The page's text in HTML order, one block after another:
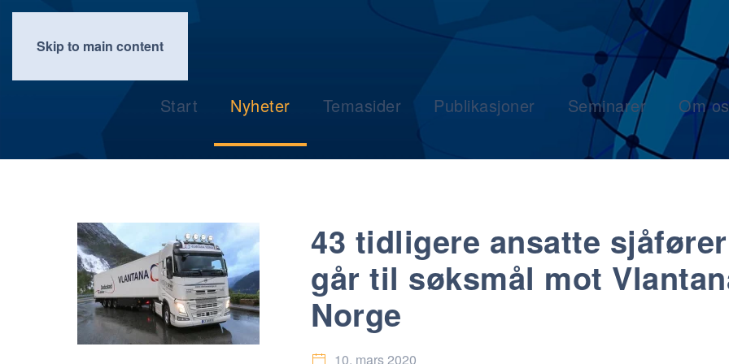
Skip to main content
Start Nyheter Temasider Publikasjoner Seminarer Om
43 tidligere ansatte sjåfører
går til søksmål mot
Norge
10. mars 2020